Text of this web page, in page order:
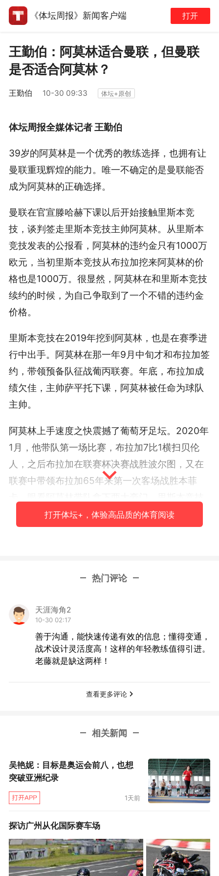
《体坛周报》新闻客户端 打开
王勤伯：阿莫林适合曼联，但曼联
是否适合阿莫林？
王勤伯 10-30 09:33 体坛+原创
体坛周报全媒体记者 王勤伯
39岁的阿莫林是一个优秀的教练选择，也拥有让
曼联重现辉煌的能力。唯一不确定的是曼联能否
成为阿莫林的正确选择。
曼联在官宣滕哈赫下课以后开始接触里斯本竞
技，谈判签走里斯本竞技主帅阿莫林。从里斯本
竞技发表的公报看，阿莫林的违约金只有1000万
欧元，当初里斯本竞技从布拉加挖来阿莫林的价
格也是1000万。很显然，阿莫林在和里斯本竞技
续约的时候，为自己争取到了一个不错的违约金
价格。
里斯本竞技在2019年挖到阿莫林，也是在赛季进
行中出手。阿莫林在那一年9月中旬才和布拉加签
约，带领预备队征战葡丙联赛。年底，布拉加成
绩欠佳，主帅萨平托下课，阿莫林被任命为球队
主帅。
阿莫林上手速度之快震撼了葡萄牙足坛。2020年
1月，他带队第一场比赛，布拉加7比1横扫贝伦
人，之后布拉加在联赛杯决赛战胜波尔图，又在
联赛中带领布拉加65年来第一次客场战胜本菲
赶紧和布拉加谈判，直接把阿莫林挖走。这种操
作在葡萄牙足坛非常罕见，但里斯本竞技管理层
手里斯本竞技以后，也是上手速度奇快，尽管在
冬窗失去了布鲁诺·费尔南德斯，球队仍然从第8
名打到赛季末的第4名。阿莫林执教第一个夏窗，
里斯本竞技进行年轻化改造，一些知名球员走
的4个赛季，里斯本竞技2次赢得联赛冠军，这也
罗马尼亚人博洛尼执教时才赢得过葡超冠军。
阿莫林的建队能力、育才能力和指挥能力都引发
关注。他在球员时代踢中场，风格类似葡萄牙前
国脚蒂亚戈，同时也踢过右边锋和右边卫。这种
林在大学攻读过运动心理教育课程，他拥有超强
的和更衣室进行沟通的能力，这可能是他上手快
的原因之一，他总是懂得如何传递有效的信息。
打开体坛+，体验高品质的体育阅读
热门评论
天涯海角2
10-30 02:17
善于沟通，能快速传递有效的信息；懂得变通，
战术设计灵活度高！这样的年轻教练值得引进。
老藤就是缺这两样！
查看更多评论
相关新闻
吴艳妮：目标是奥运会前八，也想
突破亚洲纪录
1天前
探访广州从化国际赛车场